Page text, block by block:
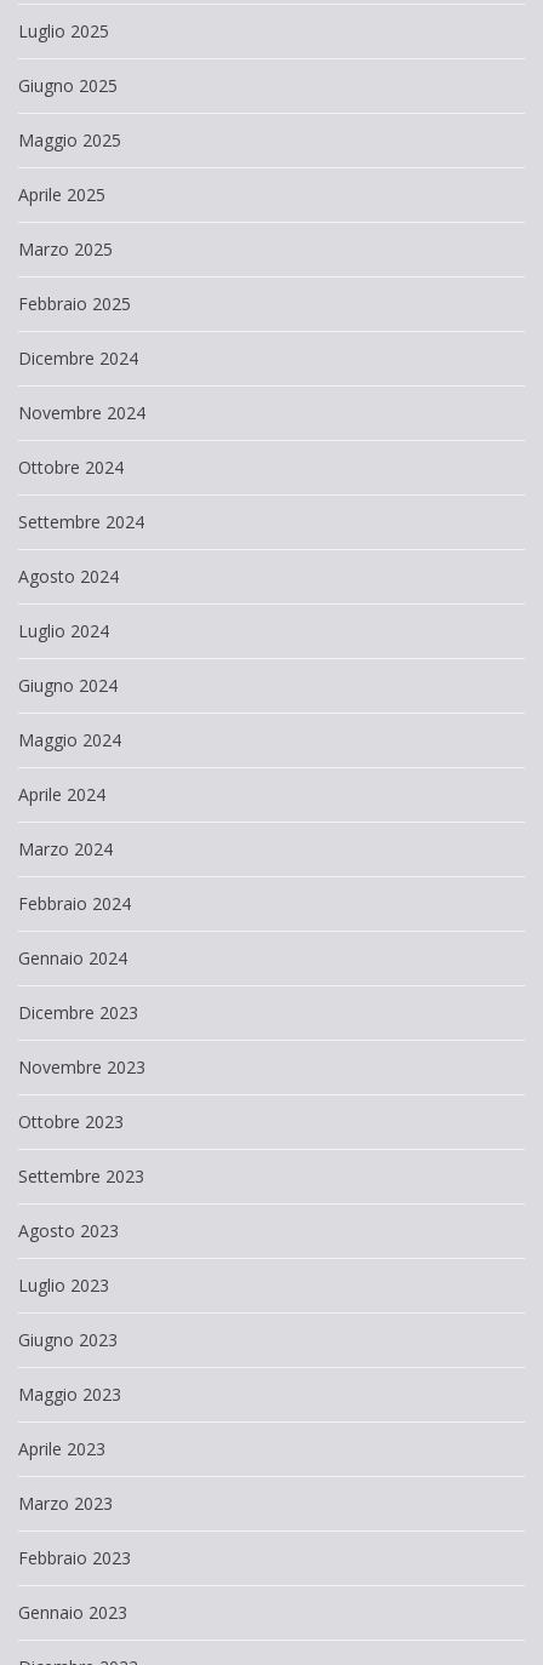
Luglio 2025
Giugno 2025
Maggio 2025
Aprile 2025
Marzo 2025
Febbraio 2025
Dicembre 2024
Novembre 2024
Ottobre 2024
Settembre 2024
Agosto 2024
Luglio 2024
Giugno 2024
Maggio 2024
Aprile 2024
Marzo 2024
Febbraio 2024
Gennaio 2024
Dicembre 2023
Novembre 2023
Ottobre 2023
Settembre 2023
Agosto 2023
Luglio 2023
Giugno 2023
Maggio 2023
Aprile 2023
Marzo 2023
Febbraio 2023
Gennaio 2023